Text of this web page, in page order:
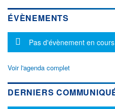
ÉVÈNEMENTS
Message d'information
Pas d'évènement en cours
Voir l'agenda complet
DERNIERS